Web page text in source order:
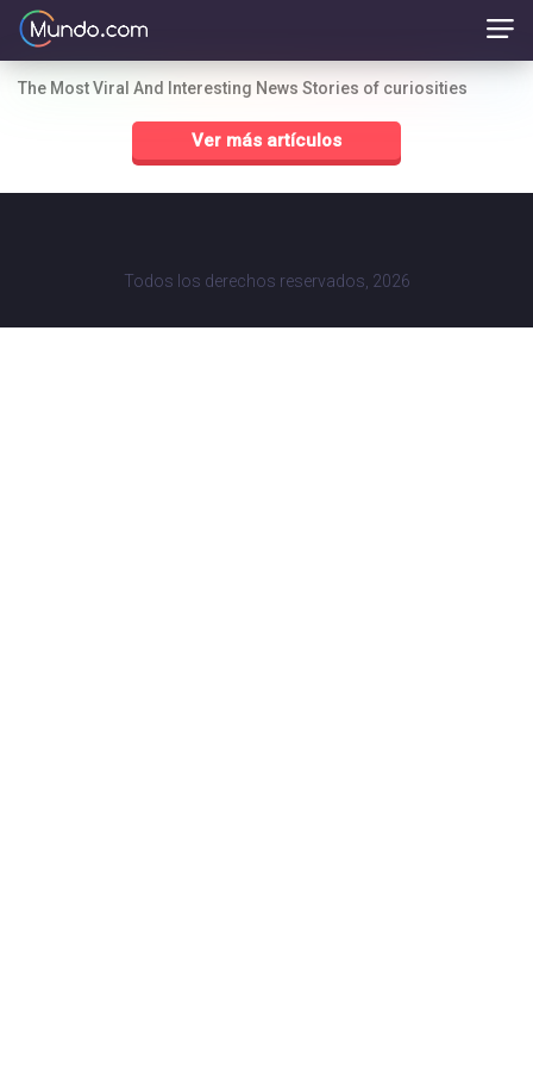
The Most Viral And Interesting News Stories of curiosities
Ver más artículos
Todos los derechos reservados, 2026